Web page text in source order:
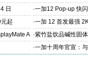
屏幕体验
日 ·一加12 Pop-up 快
起 ·一加 12 首发最强
A ·紫竹盐饮品碱性固
工
·一加十周年官宣：